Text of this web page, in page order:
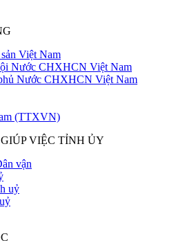
Việt Nam
Nước CHXHCN Việt Nam
Nước CHXHCN Việt Nam
(TTXVN)
VIỆC TỈNH ỦY
vận
uỷ